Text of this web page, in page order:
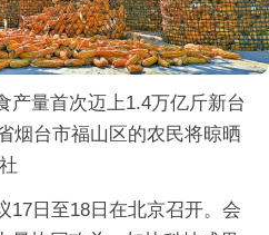
量首次迈上1.4万亿斤新台
烟台市福山区的农民将晾晒
日至18日在北京召开。会